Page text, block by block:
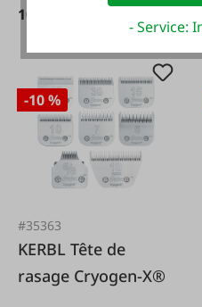
10,75 €*
-10 %
#35363
KERBL Tête de
rasage Cryogen-X®
- Service: